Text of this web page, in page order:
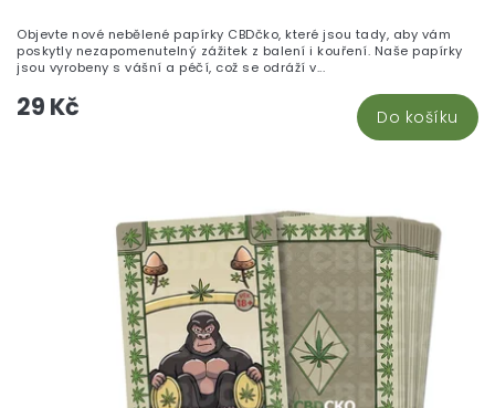
29 Kč Do košíku
Objevte nové nebělené papírky CBDčko, které jsou tady, aby vám
poskytly nezapomenutelný zážitek z balení i kouření. Naše papírky
jsou vyrobeny s vášní a péčí, což se odráží v...